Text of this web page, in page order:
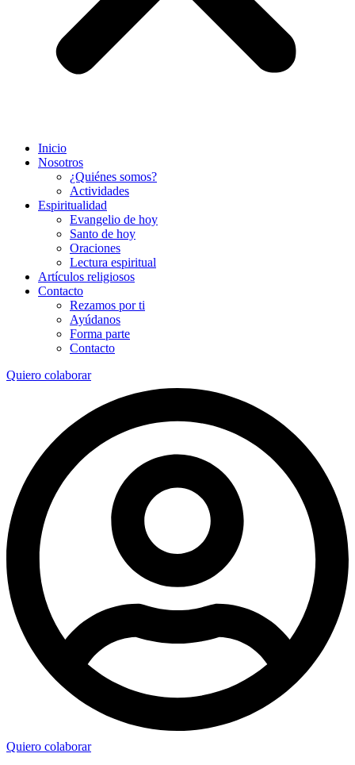
Inicio
Nosotros
¿Quiénes somos?
Actividades
Espiritualidad
Evangelio de hoy
Santo de hoy
Oraciones
Lectura espiritual
Artículos religiosos
Contacto
Rezamos por ti
Ayúdanos
Forma parte
Contacto
Quiero colaborar
Quiero colaborar